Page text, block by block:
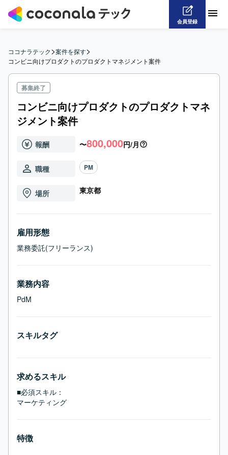
会員登録
ココナラテック>案件を探す>
コンビニ向けプロダクトのプロダクトマネジメント案件
募集終了
コンビニ向けプロダクトのプロダクトマネ
ジメント案件
報酬 〜800,000円/月
職種 PM
場所 東京都
雇用形態
業務委託(フリーランス)
業務内容
PdM
スキルタグ
求めるスキル
■必須スキル：
マーケティング
特徴